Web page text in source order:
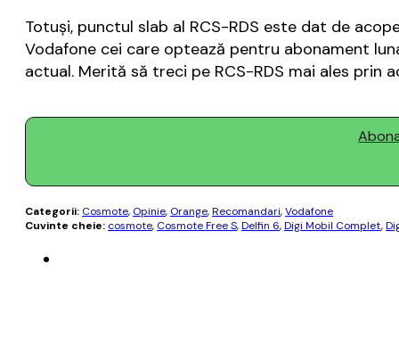
Totuși, punctul slab al RCS-RDS este dat de
Vodafone cei care optează pentru abonament
actual. Merită să treci pe RCS-RDS mai ales
Categorii: Cosmote, Opinie, Orange,Recomandari,Vodafone
Cuvinte cheie: cosmote, Cosmote Free S,Delfin 6,Digi Mobil Complet,